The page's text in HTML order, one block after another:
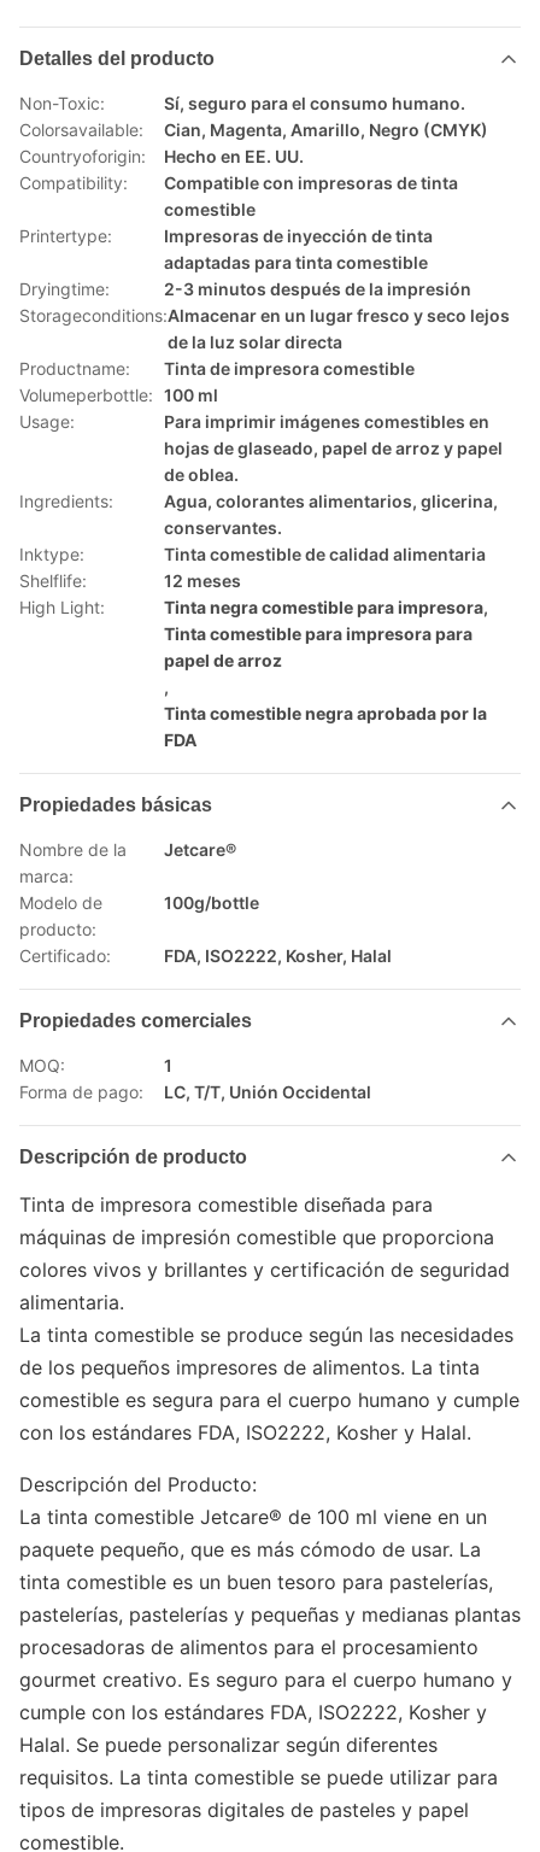
Detalles del producto
Non-Toxic:
Sí, seguro para el consumo humano.
Colorsavailable:
Cian, Magenta, Amarillo, Negro (CMYK)
Countryoforigin:
Hecho en EE. UU.
Compatibility:
Compatible con impresoras de tinta
comestible
Printertype:
Impresoras de inyección de tinta
adaptadas para tinta comestible
Dryingtime:
2-3 minutos después de la impresión
Storageconditions:Almacenar en un lugar fresco y seco lejos
de la luz solar directa
Productname:
Tinta de impresora comestible
Volumeperbottle: 100 ml
Usage:
Para imprimir imágenes comestibles en
hojas de glaseado, papel de arroz y papel
de oblea.
Ingredients:
Agua, colorantes alimentarios, glicerina,
conservantes.
Inktype:
Tinta comestible de calidad alimentaria
Shelflife:
12 meses
High Light:
Tinta negra comestible para impresora,
Tinta comestible para impresora para
papel de arroz
,
Tinta comestible negra aprobada por la
FDA
Propiedades básicas
Nombre de la
marca:
Jetcare®
Modelo de
producto:
100g/bottle
Certificado: FDA, ISO2222, Kosher, Halal
Propiedades comerciales
MOQ:
1
Forma de pago:
LC, T/T, Unión Occidental
Descripción de producto
Tinta de impresora comestible diseñada para
máquinas de impresión comestible que proporciona
colores vivos y brillantes y certificación de seguridad
alimentaria.
La tinta comestible se produce según las necesidades
de los pequeños impresores de alimentos. La tinta
comestible es segura para el cuerpo humano y cumple
con los estándares FDA, ISO2222, Kosher y Halal.
Descripción del Producto:
La tinta comestible Jetcare® de 100 ml viene en un
paquete pequeño, que es más cómodo de usar. La
tinta comestible es un buen tesoro para pastelerías,
pastelerías, pastelerías y pequeñas y medianas plantas
procesadoras de alimentos para el procesamiento
gourmet creativo. Es seguro para el cuerpo humano y
cumple con los estándares FDA, ISO2222, Kosher y
Halal. Se puede personalizar según diferentes
requisitos. La tinta comestible se puede utilizar para
tipos de impresoras digitales de pasteles y papel
comestible.